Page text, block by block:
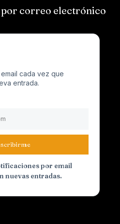
correo electrónico
cada vez que
entrada.
por email
nuevas entradas.